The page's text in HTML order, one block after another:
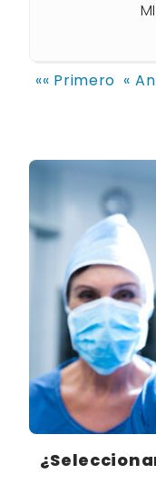
«« Primero «